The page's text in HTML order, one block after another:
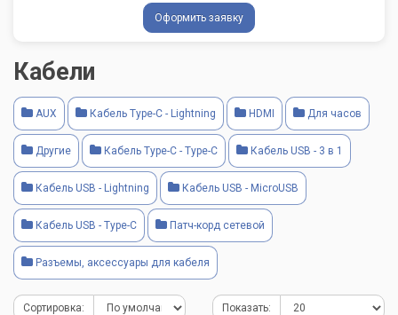
Оформить заявку
Кабели
AUX Кабель Type-C - Lightning HDMI Для часов
Другие Кабель Type-C - Type-C Кабель USB - 3 в 1
Кабель USB - Lightning Кабель USB - MicroUSB
Кабель USB - Type-C Патч-корд сетевой
Разъемы, аксессуары для кабеля
Сортировка: Показать: